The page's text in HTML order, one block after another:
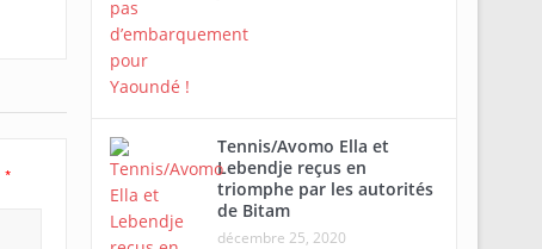
*
Tennis/Avomo Ella et
Lebendje reçus en
triomphe par les autorités
de Bitam
décembre 25, 2020